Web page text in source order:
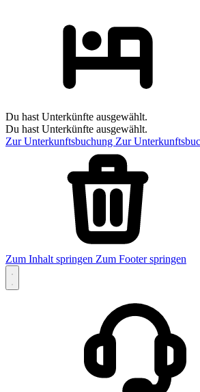
Du hast Unterkünfte ausgewählt.
Du hast Unterkünfte ausgewählt.
Zur Unterkunftsbuchung Zur
Zum Inhalt springen Zum Footer springen